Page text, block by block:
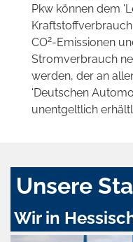
Pkw können dem
CO2-Emissionen
Stromverbrauch
werden, der an
'Deutschen
unentgeltlich
Unsere
Wir in